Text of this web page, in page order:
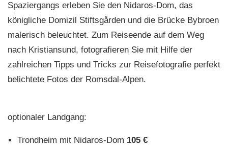
Spaziergangs erleben Sie den Nidaros-Dom, das
königliche Domizil Stiftsgården und die Brücke Bybroen
malerisch beleuchtet. Zum Reiseende auf dem Weg
nach Kristiansund, fotografieren Sie mit Hilfe der
zahlreichen Tipps und Tricks zur Reisefotografie perfekt
belichtete Fotos der Romsdal-Alpen.
optionaler Landgang:
Trondheim mit Nidaros-Dom 105 €